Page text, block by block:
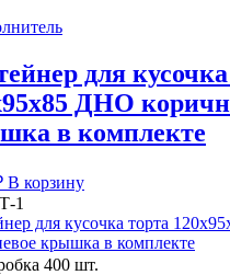
для
ДНО
в комплекте
В корзину
1
для кусочка торта
крышка в комплекте
400 шт.